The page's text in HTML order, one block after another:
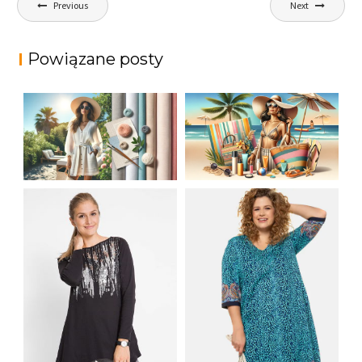
wpisu
Previous Next
Powiązane posty
LETNIA MODA
PLAŻOWA: STROJE
KĄPIELOWE I
AKCESORIA, KTÓRE
MUSISZ MIEĆ
JAK STYLOWO
PRZETRWAĆ UPALNE
DNI: NAJLEPSZE
MATERIAŁY I KROJE
NA LATO